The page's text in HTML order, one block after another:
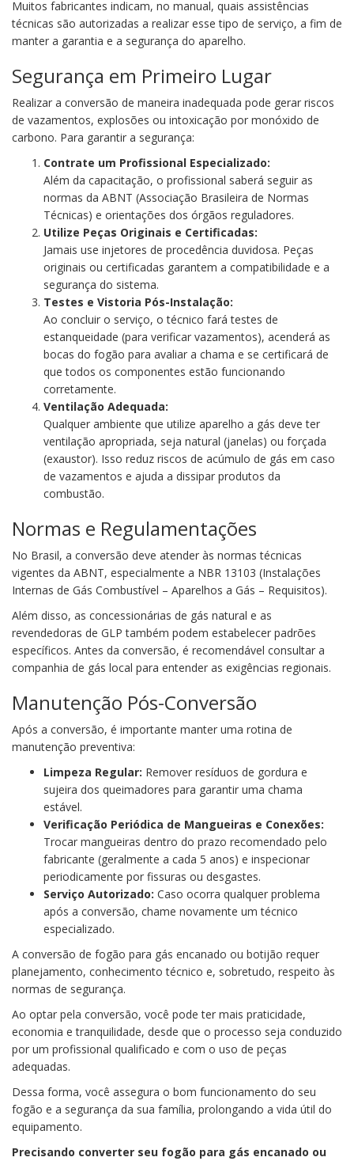
Muitos fabricantes indicam, no manual, quais assistências
técnicas são autorizadas a realizar esse tipo de serviço, a fim de
manter a garantia e a segurança do aparelho.
Segurança em Primeiro Lugar
Realizar a conversão de maneira inadequada pode gerar riscos
de vazamentos, explosões ou intoxicação por monóxido de
carbono. Para garantir a segurança:
Contrate um Profissional Especializado:
Além da capacitação, o profissional saberá seguir as
normas da ABNT (Associação Brasileira de Normas
Técnicas) e orientações dos órgãos reguladores.
Utilize Peças Originais e Certificadas:
Jamais use injetores de procedência duvidosa. Peças
originais ou certificadas garantem a compatibilidade e a
segurança do sistema.
Testes e Vistoria Pós-Instalação:
Ao concluir o serviço, o técnico fará testes de
estanqueidade (para verificar vazamentos), acenderá as
bocas do fogão para avaliar a chama e se certificará de
que todos os componentes estão funcionando
corretamente.
Ventilação Adequada:
Qualquer ambiente que utilize aparelho a gás deve ter
ventilação apropriada, seja natural (janelas) ou forçada
(exaustor). Isso reduz riscos de acúmulo de gás em caso
de vazamentos e ajuda a dissipar produtos da
combustão.
Normas e Regulamentações
No Brasil, a conversão deve atender às normas técnicas
vigentes da ABNT, especialmente a NBR 13103 (Instalações
Internas de Gás Combustível – Aparelhos a Gás – Requisitos).
Além disso, as concessionárias de gás natural e as
revendedoras de GLP também podem estabelecer padrões
específicos. Antes da conversão, é recomendável consultar a
companhia de gás local para entender as exigências regionais.
Manutenção Pós-Conversão
Após a conversão, é importante manter uma rotina de
manutenção preventiva:
Limpeza Regular: Remover resíduos de gordura e
sujeira dos queimadores para garantir uma chama
estável.
Verificação Periódica de Mangueiras e Conexões:
Trocar mangueiras dentro do prazo recomendado pelo
fabricante (geralmente a cada 5 anos) e inspecionar
periodicamente por fissuras ou desgastes.
Serviço Autorizado: Caso ocorra qualquer problema
após a conversão, chame novamente um técnico
especializado.
A conversão de fogão para gás encanado ou botijão requer
planejamento, conhecimento técnico e, sobretudo, respeito às
normas de segurança.
Ao optar pela conversão, você pode ter mais praticidade,
economia e tranquilidade, desde que o processo seja conduzido
por um profissional qualificado e com o uso de peças
adequadas.
Dessa forma, você assegura o bom funcionamento do seu
fogão e a segurança da sua família, prolongando a vida útil do
equipamento.
Precisando converter seu fogão para gás encanado ou